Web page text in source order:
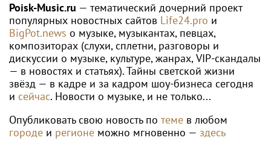
Poisk-Music.ru — тематический дочерний проект
популярных новостных сайтов Life24.pro и
BigPot.news о музыке, музыкантах, певцах,
композиторах (слухи, сплетни, разговоры и
дискуссии о музыке, культуре, жанрах, VIP-скандалы
— в новостях и статьях). Тайны светской жизни
звёзд — в кадре и за кадром шоу-бизнеса сегодня
и сейчас. Новости о музыке, и не только...
Опубликовать свою новость по теме в любом
городе и регионе можно мгновенно — здесь